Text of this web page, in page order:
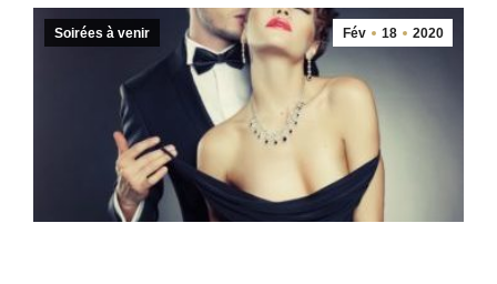
Fév 18 2020
Soirées à venir